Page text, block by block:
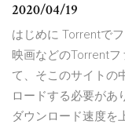
2020/04/19
はじめに Torrentで
映画などのTorrent
て、そこのサイトの
ロードする必要があ
ダウンロード速度を